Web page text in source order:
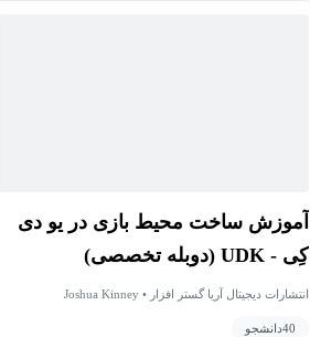
آموزش ساخت محیط بازی در یو دی
کِی - UDK (دوبله تخصصی)
انتشارات دیجیتال آریا گستر افزار • Joshua Kinney
40دانشجو